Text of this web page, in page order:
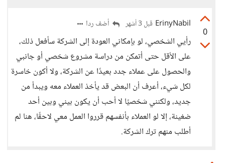
0
ErinyNabil قبل 3 أشهر أضف ردا
رأيي الشخصي، لو بإمكاني العودة إلى الشركة سأفعل ذلك،
على الأقل حتى أتمكن من دراسة مشروع شخصي أو جانبي
والحصول على عملاء جدد بعيدًا عن الشركة، ولا أكون خاسرة
لكل شيء، أعرف أن البعض قد يأخذ العملاء معه ويبدأ من
جديد، ولكنني شخصيًا لا أحب أن يكون بيني وبين أحد
ضغينة، إلا لو العملاء بأنفسهم قرروا العمل معي لاحقًا، هنا لم
أطلب منهم ترك الشركة.